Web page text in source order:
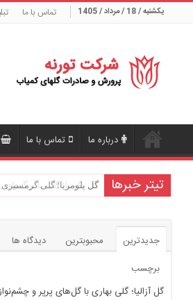
یکشنبه / 18 / مرداد / 1405 تماس با ما
درباره ما تماس با ما
تیتر خبرها گل بگونیا؛ گلی با برگ‌های
جدیدترین محبوبترین
دیدگاه ها
برچسب
گل آزالیا؛ گلی بهاری با گل‌های پرپر و